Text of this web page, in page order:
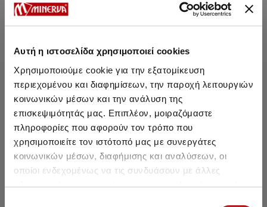
Αυτή η ιστοσελίδα χρησιμοποιεί cookies
Χρησιμοποιούμε cookie για την εξατομίκευση
περιεχομένου και διαφημίσεων, την παροχή λειτουργιών
κοινωνικών μέσων και την ανάλυση της
επισκεψιμότητάς μας. Επιπλέον, μοιραζόμαστε
πληροφορίες που αφορούν τον τρόπο που
χρησιμοποιείτε τον ιστότοπό μας με συνεργάτες
κοινωνικών μέσων, διαφήμισης και αναλύσεων, οι
οποίοι ενδεχομένως να τις συνδυάσουν με άλλες
πληροφορίες που τους έχετε παραχωρήσει ή τις οποίες
Women's Basic Bralette
29,95 € 25,45 €
Women's Basic Bralette
29,95 €